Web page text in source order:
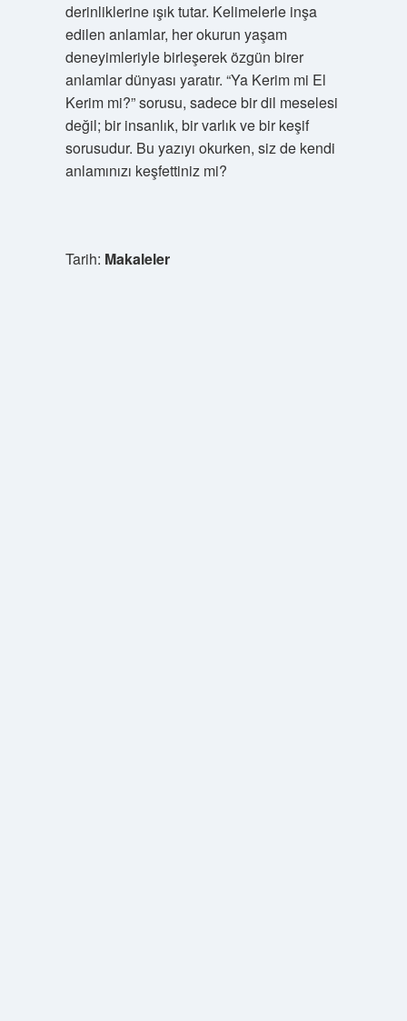
derinliklerine ışık tutar. Kelimelerle inşa
edilen anlamlar, her okurun yaşam
deneyimleriyle birleşerek özgün birer
anlamlar dünyası yaratır. “Ya Kerim mi El
Kerim mi?” sorusu, sadece bir dil meselesi
değil; bir insanlık, bir varlık ve bir keşif
sorusudur. Bu yazıyı okurken, siz de kendi
anlamınızı keşfettiniz mi?
Tarih: Makaleler